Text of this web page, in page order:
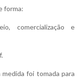
forma:
comercialização e
foi tomada para